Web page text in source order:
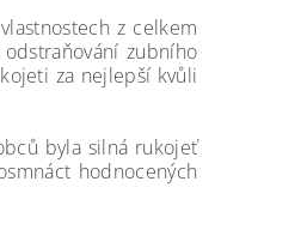
z celkem
zubního
za nejlepší kvůli
byla silná rukojeť
hodnocených